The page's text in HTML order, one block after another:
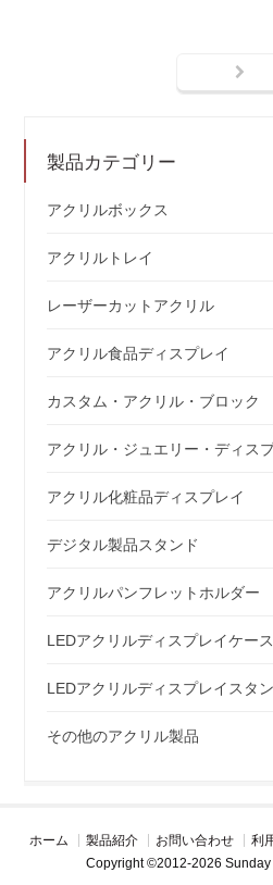
製品カテゴリー
アクリルボックス
アクリルトレイ
レーザーカットアクリル
アクリル食品ディスプレイ
カスタム・アクリル・ブロック
アクリル・ジュエリー・ディス
アクリル化粧品ディスプレイ
デジタル製品スタンド
アクリルパンフレットホルダー
LEDアクリルディスプレイケース
LEDアクリルディスプレイスタ
その他のアクリル製品
ホーム 製品紹介 お問い合わせ 利
Copyright ©2012-2026